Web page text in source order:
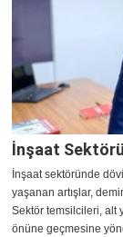
İnşaat
İnşaat sektöründe
yaşanan artışlar,
Sektör temsilcileri, alt
önüne geçmesine